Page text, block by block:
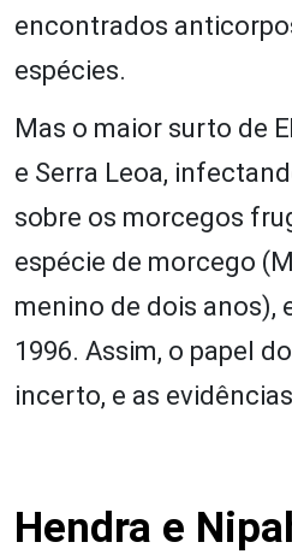
encontrados
espécies.
Mas o maior surto de
e Serra Leoa,
sobre os morcegos
espécie de morcego
menino de dois anos),
1996. Assim, o papel
incerto, e as
Hendra e